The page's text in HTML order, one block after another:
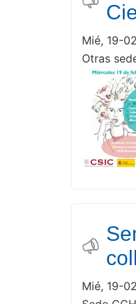
Mié, 19-
Otras
Mié, 19-